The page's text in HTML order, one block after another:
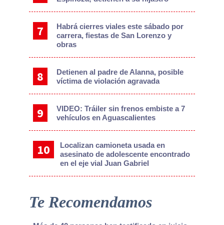
Habrá cierres viales este sábado por
carrera, fiestas de San Lorenzo y
obras
Detienen al padre de Alanna, posible
víctima de violación agravada
VIDEO: Tráiler sin frenos embiste a 7
vehículos en Aguascalientes
Localizan camioneta usada en
asesinato de adolescente encontrado
en el eje vial Juan Gabriel
Te Recomendamos